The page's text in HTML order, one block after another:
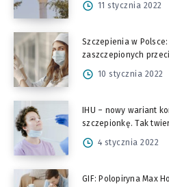
11 stycznia 2022
Szczepienia w
zaszczepionych
10 stycznia 2022
IHU – nowy wariant
szczepionkę. Tak
4 stycznia 2022
GIF: Polopiryna Max